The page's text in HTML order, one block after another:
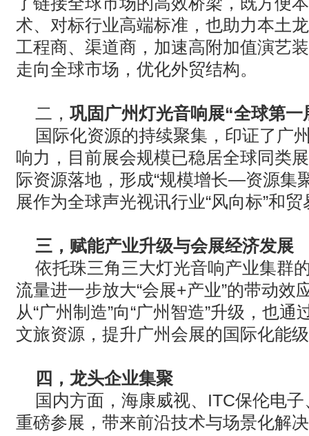
术、对标行业高端标准，也助力本土
工程商、渠道商，加速高附加值演艺
走向全球市场，优化外贸结构。
‌二， 巩固广州灯光音响展“全球第一
国际化资源的持续聚集，印证了广
响力，目前展会规模已稳居全球同类
际资源落地，形成“规模增长—资源集
展作为全球声光视讯行业“风向标”和
三，赋能产业升级与会展经济发展
依托珠三角三大灯光音响产业集群
流量进一步放大“会展+产业”的带动效
从“广州制造”向“广州智造”升级，也
文旅资源，提升广州会展的国际化能
四，龙头企业集聚
国内方面，海康威视、 ITC保伦电
重磅参展，带来前沿技术与场景化解